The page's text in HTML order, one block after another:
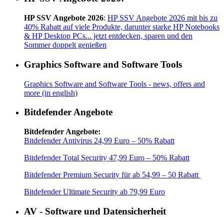
HP SSV Angebote 2026: HP SSV Angebote 2026 mit bis zu
40% Rabatt auf viele Produkte, darunter starke HP Notebooks
& HP Desktop PCs... jetzt entdecken, sparen und den
Sommer doppelt genießen
Graphics Software and Software Tools
Graphics Software and Software Tools - news, offers and
more (in english)
Bitdefender Angebote
Bitdefender Angebote:
Bitdefender Antivirus 24,99 Euro – 50% Rabatt
Bitdefender Total Security 47,99 Euro – 50% Rabatt
Bitdefender Premium Security für ab 54,99 – 50 Rabatt
Bitdefender Ultimate Security ab 79,99 Euro
AV - Software und Datensicherheit